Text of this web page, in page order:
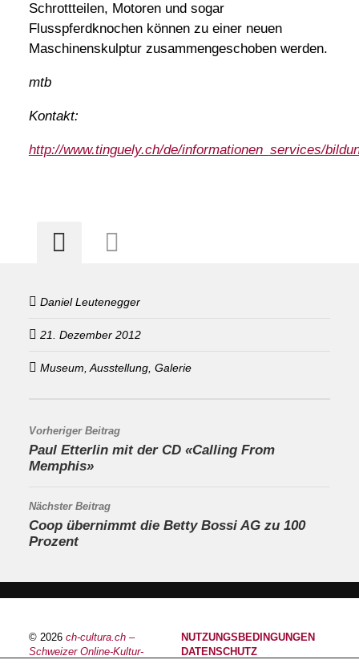
Schrottteilen, Motoren und sogar
Flusspferdknochen können zu einer neuen
Maschinenskulptur zusammengeschoben werden.
mtb
Kontakt:
http://www.tinguely.ch/de/informationen_services/
Daniel Leutenegger
21. Dezember 2012
Museum, Ausstellung, Galerie
Vorheriger Beitrag
Paul Etterlin mit der CD «Calling From
Memphis»
Nächster Beitrag
Coop übernimmt die Betty Bossi AG zu 100
Prozent
© 2026 ch-cultura.ch –
Schweizer Online-Kultur-
NUTZUNGSBEDINGUNGEN
DATENSCHUTZ